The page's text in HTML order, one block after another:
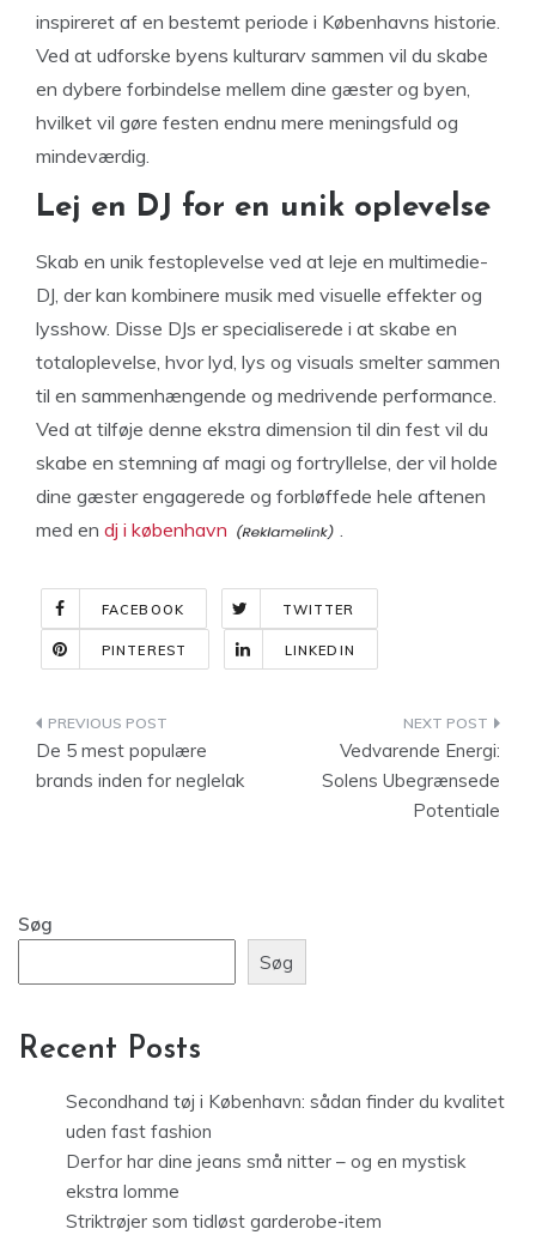
inspireret af en bestemt periode i Københavns historie.
Ved at udforske byens kulturarv sammen vil du skabe
en dybere forbindelse mellem dine gæster og byen,
hvilket vil gøre festen endnu mere meningsfuld og
mindeværdig.
Lej en DJ for en unik oplevelse
Skab en unik festoplevelse ved at leje en multimedie-
DJ, der kan kombinere musik med visuelle effekter og
lysshow. Disse DJs er specialiserede i at skabe en
totaloplevelse, hvor lyd, lys og visuals smelter sammen
til en sammenhængende og medrivende performance.
Ved at tilføje denne ekstra dimension til din fest vil du
skabe en stemning af magi og fortryllelse, der vil holde
dine gæster engagerede og forbløffede hele aftenen
med en dj i københavn .
FACEBOOK TWITTER
PINTEREST LINKEDIN
Indlægsnavigation
De 5 mest populære
brands inden for neglelak
Vedvarende Energi:
Solens Ubegrænsede
Potentiale
Søg
Søg
Recent Posts
Secondhand tøj i København: sådan finder du kvalitet
uden fast fashion
Derfor har dine jeans små nitter – og en mystisk
ekstra lomme
Striktrøjer som tidløst garderobe-item